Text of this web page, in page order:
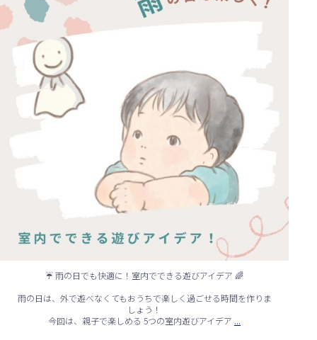
☔ 雨の日でも快適に！室内でできる遊びアイデア 🌈
雨の日は、外で遊べなくてもおうちで楽しく過ごせる時間を作りま
しょう！
今回は、親子で楽しめる 5つの室内遊びアイデア ...